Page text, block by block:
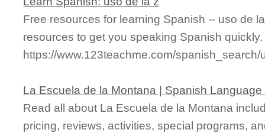
Free resources for learning Spanish -- uso de
resources to get you speaking Spanish quickly.
https://www.123teachme.com/spanish_search/
La Escuela de la Montana | Spanish
Read all about La Escuela de la Montana
pricing, reviews, activities, special programs,